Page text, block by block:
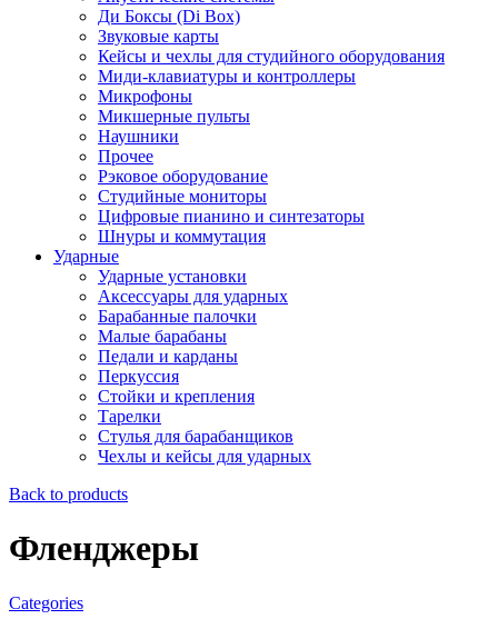
Ди Боксы (Di Box)
Звуковые карты
Кейсы и чехлы для студийного оборудования
Миди-клавиатуры и контроллеры
Микрофоны
Микшерные пульты
Наушники
Прочее
Рэковое оборудование
Студийные мониторы
Цифровые пианино и синтезаторы
Шнуры и коммутация
Ударные
Ударные установки
Аксессуары для ударных
Барабанные палочки
Малые барабаны
Педали и карданы
Перкуссия
Стойки и крепления
Тарелки
Стулья для барабанщиков
Чехлы и кейсы для ударных
Back to products
Фленджеры
Categories